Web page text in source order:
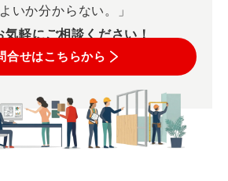
いか分からない。」
気軽にご相談ください！
合せはこちらから